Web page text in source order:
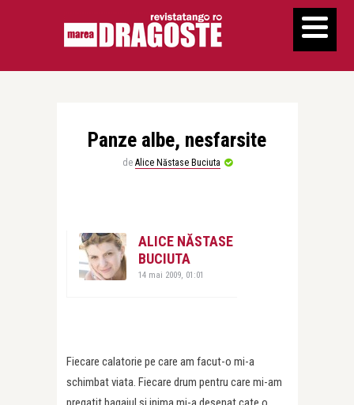
Panze albe, nesfarsite
de Alice Năstase Buciuta
ALICE NĂSTASE
BUCIUTA
14 mai 2009, 01:01
Fiecare calatorie pe care am facut-o mi-a
schimbat viata. Fiecare drum pentru care mi-am